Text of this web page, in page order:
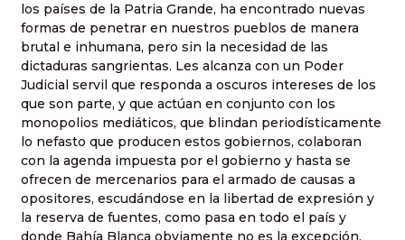
los países de la Patria Grande, ha encontrado nuevas
formas de penetrar en nuestros pueblos de manera
brutal e inhumana, pero sin la necesidad de las
dictaduras sangrientas. Les alcanza con un Poder
Judicial servil que responda a oscuros intereses de los
que son parte, y que actúan en conjunto con los
monopolios mediáticos, que blindan periodísticamente
lo nefasto que producen estos gobiernos, colaboran
con la agenda impuesta por el gobierno y hasta se
ofrecen de mercenarios para el armado de causas a
opositores, escudándose en la libertad de expresión y
la reserva de fuentes, como pasa en todo el país y
donde Bahía Blanca obviamente no es la excepción,